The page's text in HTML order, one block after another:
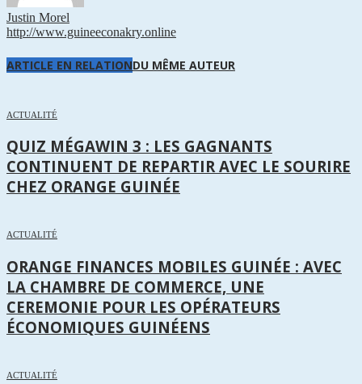
Justin Morel
http://www.guineeconakry.online
ARTICLE EN RELATIONDU MÊME AUTEUR
ACTUALITÉ
QUIZ MÉGAWIN 3 : LES GAGNANTS
CONTINUENT DE REPARTIR AVEC LE SOURIRE
CHEZ ORANGE GUINÉE
ACTUALITÉ
ORANGE FINANCES MOBILES GUINÉE : AVEC
LA CHAMBRE DE COMMERCE, UNE
CEREMONIE POUR LES OPÉRATEURS
ÉCONOMIQUES GUINÉENS
ACTUALITÉ